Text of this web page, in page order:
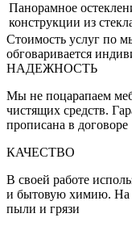
Панорамное
конструкции из
Стоимость услуг по
обговаривается
НАДЕЖНОСТЬ
Мы не поцарапаем
чистящих средств.
прописана в договоре
КАЧЕСТВО
В своей работе
и бытовую химию. На
пыли и грязи